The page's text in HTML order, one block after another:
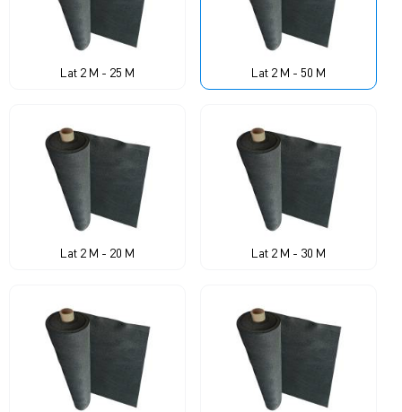
Lat 2 M - 25 M Lat 2 M - 50 M
Lat 2 M - 20 M Lat 2 M - 30 M